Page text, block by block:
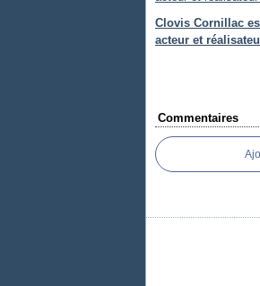
Clovis Cornillac
acteur et
Commentaires